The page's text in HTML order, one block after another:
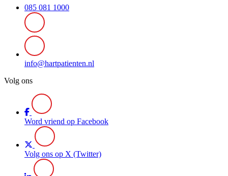
085 081 1000
info@hartpatienten.nl
Volg ons
Word vriend op Facebook
Volg ons op X (Twitter)